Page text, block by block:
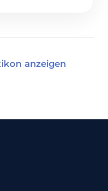
ist somit ein
anzeigen